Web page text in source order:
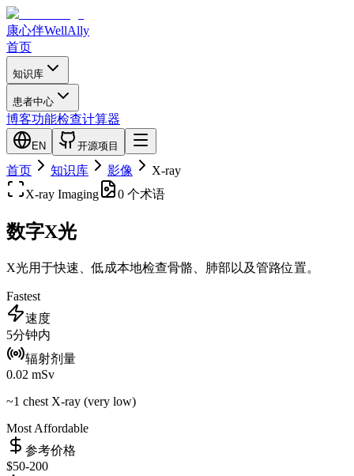
康心伴WellAlly
首页
知识库
患者中心
博客功能检查计算器
EN 开源项目
首页 知识库 影像
X-ray
X-ray Imaging 0 个术语
数字X光
X光用于快速、低成本地检查骨骼、肺部以及管路位置。
Fastest
速度
5分钟内
辐射剂量
0.02 mSv
~1 chest X-ray (very low)
Most Affordable
参考价格
$50-200